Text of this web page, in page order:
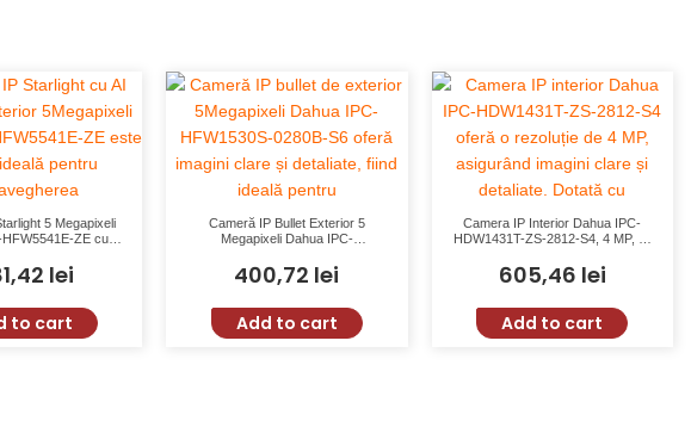
5 Megapixeli
HFW5541E-ZE cu
lei
to cart
Cameră IP Bullet Exterior 5
Megapixeli Dahua IPC-
Fixă 2.8 mm, IR 30m, WDR, IP67
400,72 lei
Add to cart
Camera IP Interior Dahua IPC-
HDW1431T-ZS-2812-S4, 4 MP, IR
12mm
605,46 lei
Add to cart